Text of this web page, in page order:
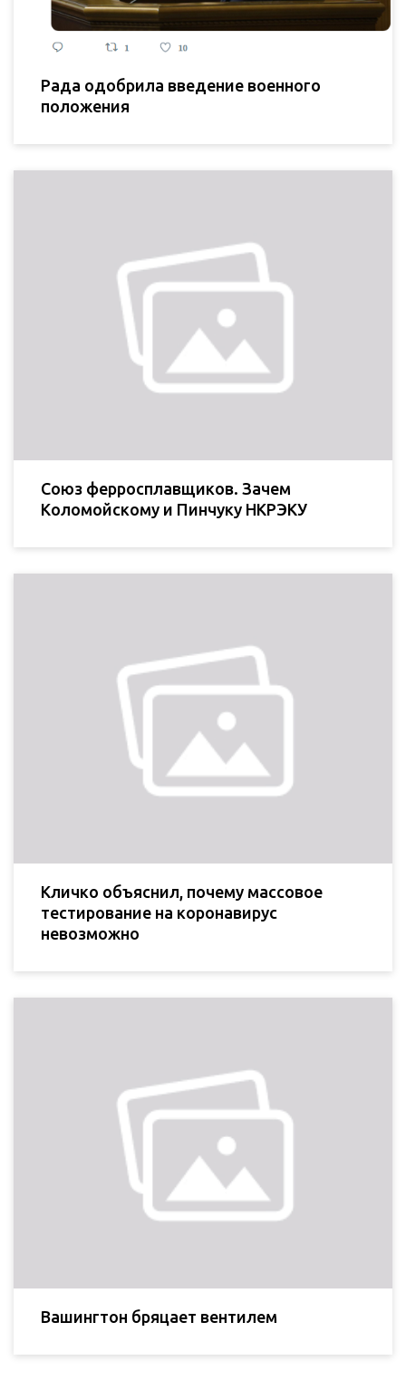
Рада одобрила введение военного
положения
Союз ферросплавщиков. Зачем
Коломойскому и Пинчуку НКРЭКУ
Кличко объяснил, почему массовое
тестирование на коронавирус
невозможно
Вашингтон бряцает вентилем